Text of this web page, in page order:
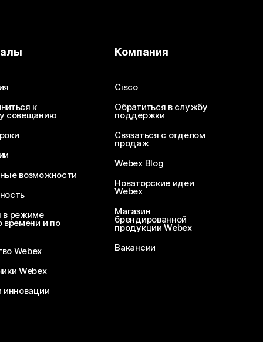
к
совещанию
возможности
в режиме
времени и по
Webex
Webex
инновации
Компания
Cisco
Обратиться в службу
поддержки
Связаться с отделом
продаж
Webex Blog
Новаторские идеи
Webex
Магазин
брендированной
продукции Webex
Вакансии